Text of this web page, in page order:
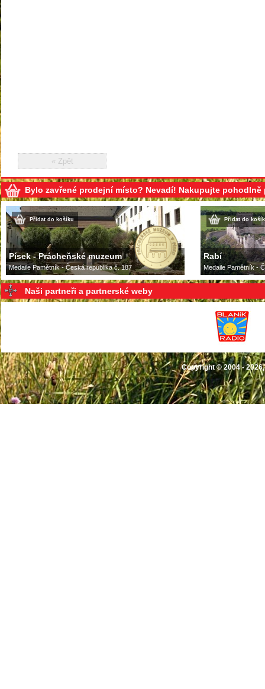
« Zpět
Bylo zavřené prodejní místo? Nevadí! Nakupujte
Přidat do košíku
Písek - Prácheňské muzeum
Medaile Pamětník - Česká republika č. 187
Přidat do
Rabí
Medaile Pamětník -
Naši partneři a partnerské weby
Copyright © 2004 -